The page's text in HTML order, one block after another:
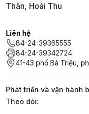
Thân, Hoài Thu
Liên hệ
84-24-39365555
84-24-39342724
41-43 phố Bà Triệu,
Phát triển và vận hành
Mạng xã hội
Theo dõi: